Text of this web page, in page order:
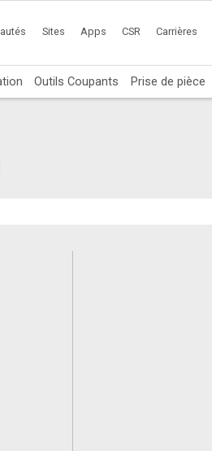
Sites Apps CSR Carrières
Outils Coupants Prise de pièce